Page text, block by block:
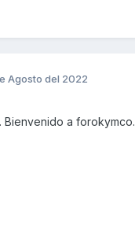
Agosto del 2022
Bienvenido a forokymco.